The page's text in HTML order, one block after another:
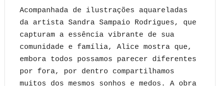
Acompanhada de ilustrações aquareladas
da artista Sandra Sampaio Rodrigues, que
capturam a essência vibrante de sua
comunidade e família, Alice mostra que,
embora todos possamos parecer diferentes
por fora, por dentro compartilhamos
muitos dos mesmos sonhos e medos. A obra